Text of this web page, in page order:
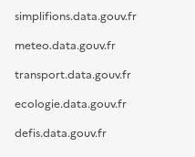
simplifions.data.gouv.fr
meteo.data.gouv.fr
transport.data.gouv.fr
ecologie.data.gouv.fr
defis.data.gouv.fr